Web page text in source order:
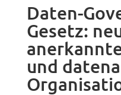
Daten-
Gesetz:
und